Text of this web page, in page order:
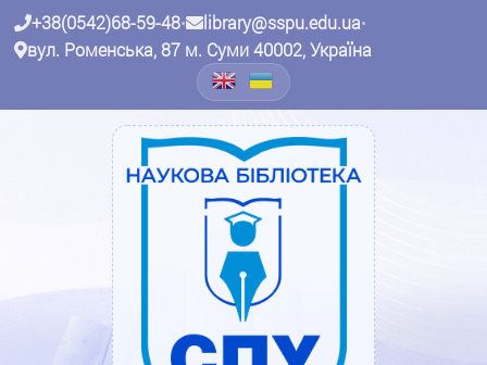
+38(0542)68-59-48• library@sspu.edu.ua•
вул. Роменська, 87 м. Суми 40002, Україна